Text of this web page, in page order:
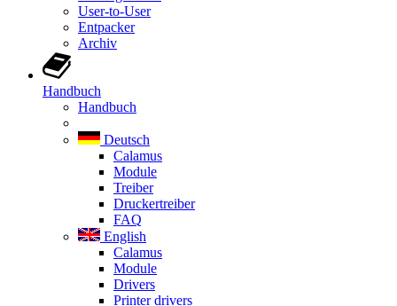
User-to-User
Entpacker
Archiv
Handbuch
Handbuch
Deutsch
Calamus
Module
Treiber
Druckertreiber
FAQ
English
Calamus
Module
Drivers
Printer drivers